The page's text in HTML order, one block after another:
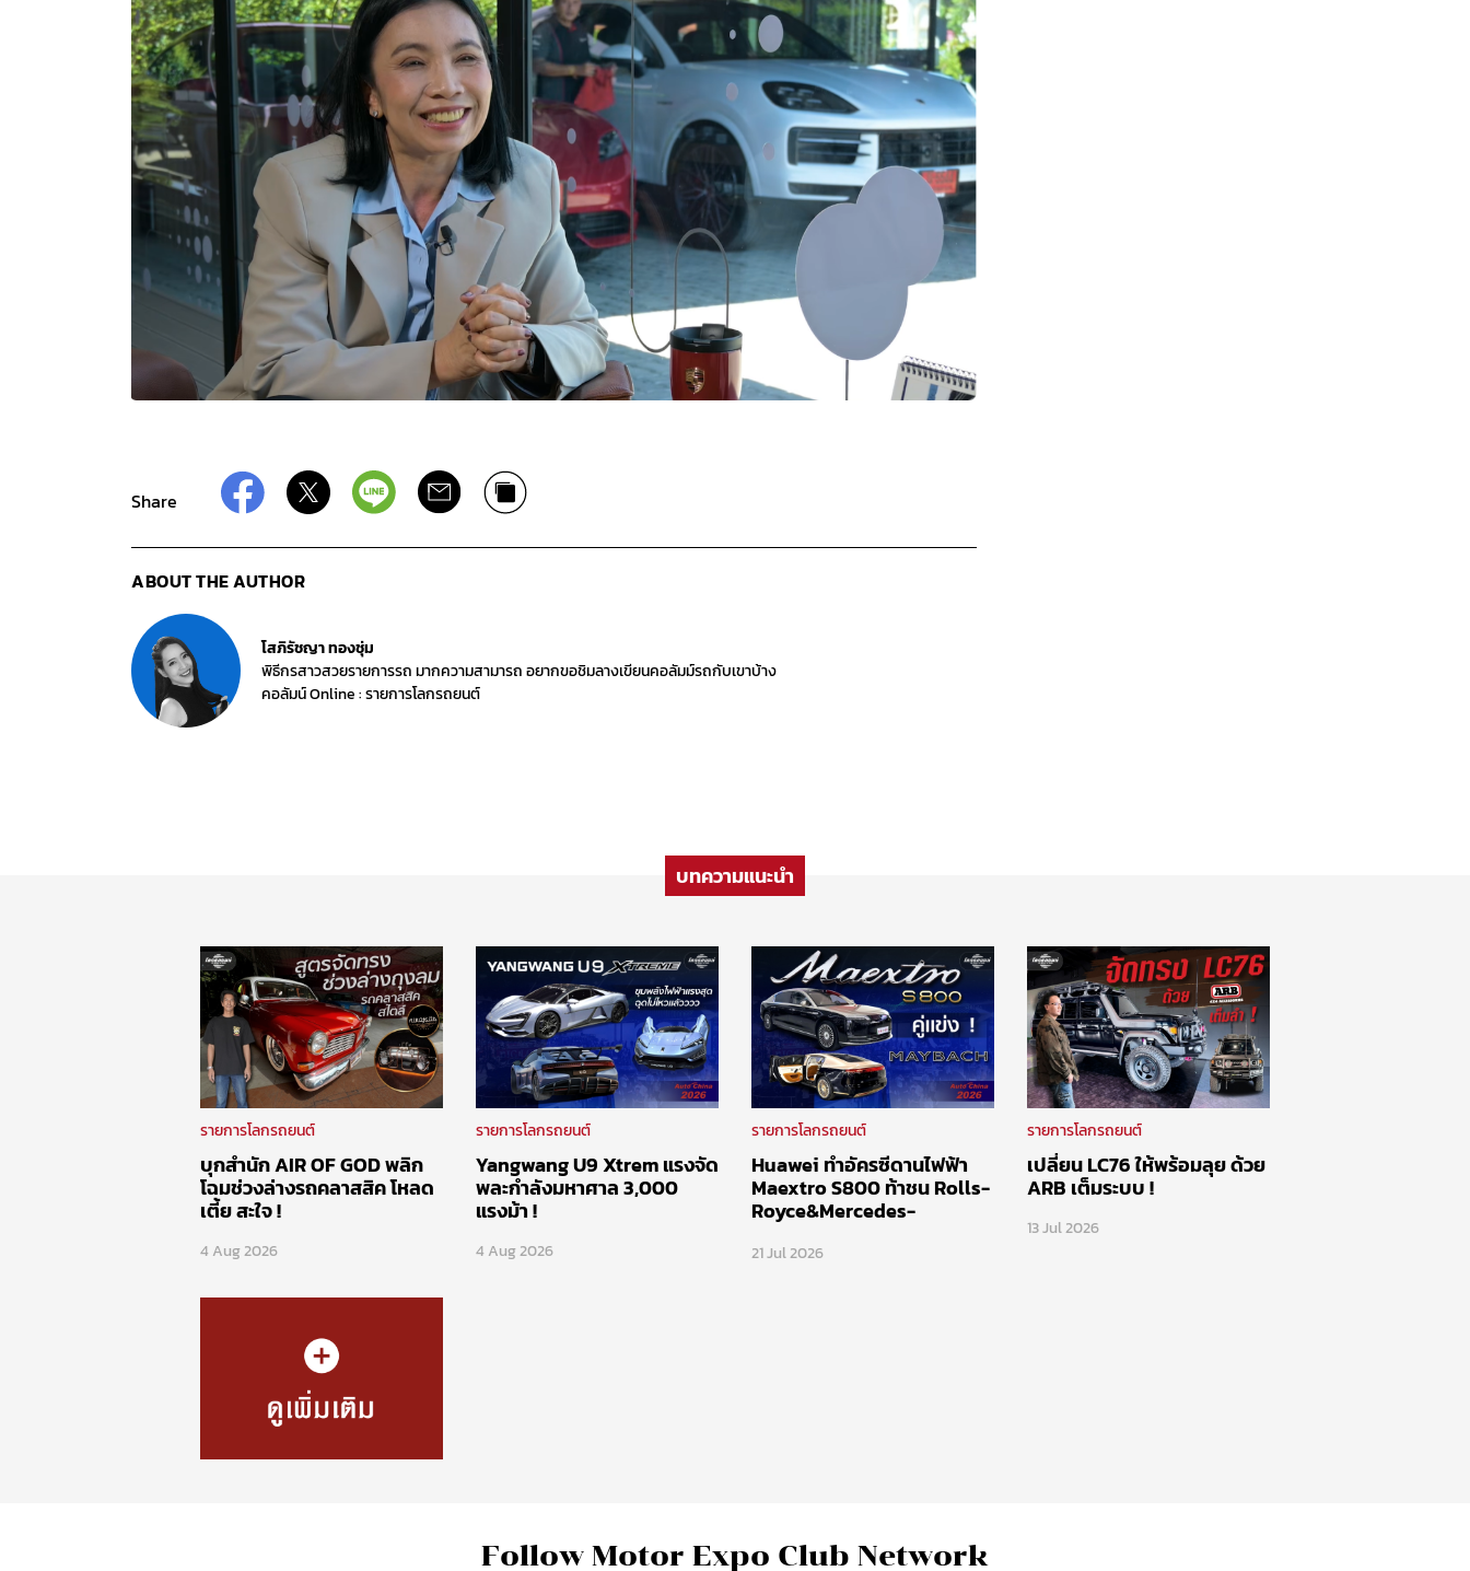
Share
ABOUT THE AUTHOR
โสภิรัชญา ทองชุ่ม
พิธีกรสาวสวยรายการรถ มากความสามารถ อยากขอชิมลางเขียนคอลัมม์รถกับเขาบ้าง
คอลัมน์ Online : รายการโลกรถยนต์
บทความแนะนำ
รายการโลกรถยนต์
บุกสำนัก AIR OF GOD พลิก
โฉมช่วงล่างรถคลาสสิค โหลด
เตี้ย สะใจ !
4 Aug 2026
รายการโลกรถยนต์
Yangwang U9 Xtrem แรงจัด
พละกำลังมหาศาล 3,000
แรงม้า !
4 Aug 2026
รายการโลกรถยนต์
Huawei ทำอัครซีดานไฟฟ้า
Maextro S800 ท้าชน Rolls-
Royce&Mercedes-
21 Jul 2026
รายการโลกรถยนต์
เปลี่ยน LC76 ให้พร้อมลุย ด้วย
ARB เต็มระบบ !
13 Jul 2026
Follow Motor Expo Club Network